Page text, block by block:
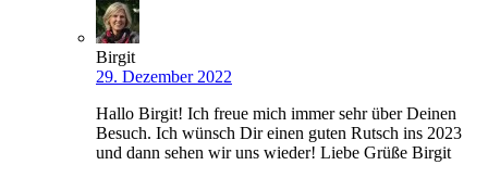
Birgit
29. Dezember 2022
Hallo Birgit! Ich freue mich immer sehr über Deinen
Besuch. Ich wünsch Dir einen guten Rutsch ins 2023
und dann sehen wir uns wieder! Liebe Grüße Birgit